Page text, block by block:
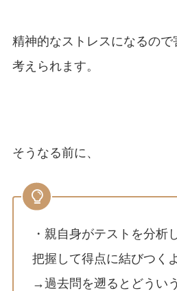
精神的なストレスになるので
考えられます。
そうなる前に、
・親自身がテストを分析
把握して得点に結びつく
→過去問を遡るとどうい